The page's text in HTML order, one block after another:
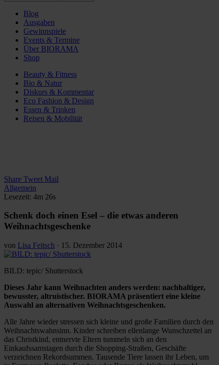
Blog
Ausgaben
Gewinnspiele
Events & Termine
Über BIORAMA
Shop
Beauty & Fitness
Bio & Natur
Diskurs & Kommentar
Eco Fashion & Design
Essen & Trinken
Reisen & Mobilität
Share Tweet Mail
Allgemein
Lesezeit: 4m 26s
Schenk doch einen Esel – die etwas anderen
Weihnachtsgeschenke
von Lisa Feitsch · 15. Dezember 2014
BILD: tepic/ Shutterstock
Dieses Jahr kann Weihnachten anders werden: nachhaltiger,
bewusster, altruistischer. BIORAMA präsentiert eine kleine
Auswahl an alternativen Weihnachtsgeschenken.
Alle Jahre wieder stressen sich kleine und große Familien durch den
Weihnachtswahnsinn. Kinder schreiben ellenlange Wunschzettel an
das Christkind, entnervte Eltern tummeln sich an den
Einkaufssamstagen durch die Shopping-Straßen, Geschäfte
verzeichnen Rekordsummen. Tausende Tiere lassen ihr Leben, um